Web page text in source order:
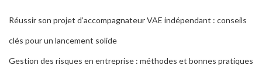
Réussir son projet d’accompagnateur VAE indépendant : conseils
clés pour un lancement solide
Gestion des risques en entreprise : méthodes et bonnes pratiques